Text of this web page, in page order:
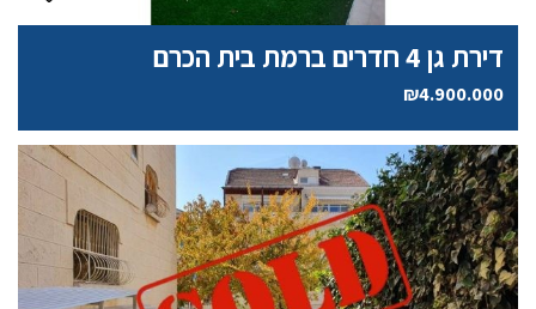
דירת גן 4 חדרים ברמת בית הכרם
₪4.900.000